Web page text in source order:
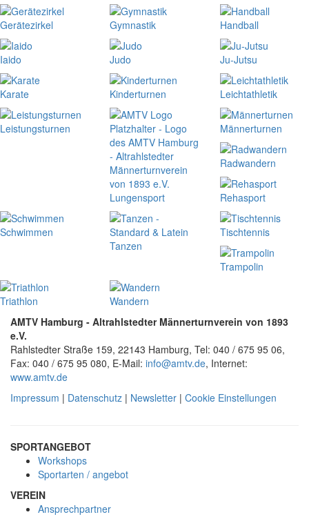
Gerätezirkel Gymnastik Handball
Iaido Judo Ju-Jutsu
Karate Kinderturnen Leichtathletik
Leistungsturnen
Lungensport
Männerturnen
Radwandern
Rehasport
Schwimmen
Tanzen
Tischtennis
Trampolin
Triathlon
Wandern
AMTV Hamburg - Altrahlstedter Männerturnverein von 1893
e.V.
Rahlstedter Straße 159, 22143 Hamburg, Tel: 040 / 675 95 06,
Fax: 040 / 675 95 080, E-Mail: info@amtv.de, Internet:
www.amtv.de
Impressum | Datenschutz | Newsletter | Cookie Einstellungen
SPORTANGEBOT
Workshops
Sportarten / angebot
VEREIN
Ansprechpartner